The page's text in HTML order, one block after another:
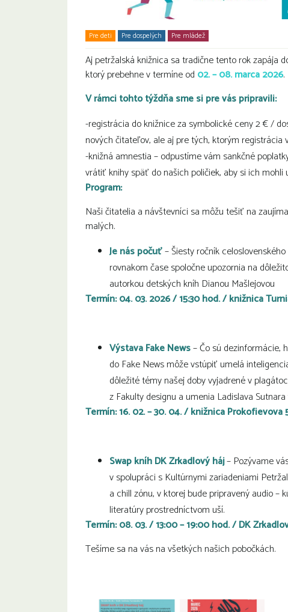
Pre deti Pre dospelých Pre mládež
Aj petržalská knižnica sa tradične tento rok zapája
ktorý prebehne v termíne od 02. – 08. marca 2026.
V rámci tohto týždňa sme si pre vás pripravili:
-registrácia do knižnice za symbolické ceny 2 € /
nových čitateľov, ale aj pre tých, ktorým registrácia
-knižná amnestia – odpustíme vám sankčné
vrátiť knihy späť do našich poličiek, aby si ich
Program:
Naši čitatelia a návštevníci sa môžu tešiť na
malých.
Je nás počuť– Šiesty ročník
rovnakom čase spoločne upozornia na
autorkou detských kníh Dianou Mašlejovou
Termín: 04. 03.2026 / 15:30 hod. / knižnica
Výstava Fake News– Čo sú dezinformácie,
do Fake News môže vstúpiť umelá
dôležité témy našej doby vyjadrené v
z Fakulty designu a umenia Ladislava Sutnara
Termín: 16. 02. – 30. 04. / knižnica Prokofievova
Swap kníh DK Zrkadlový háj– Pozývame
v spolupráci s Kultúrnymi zariadeniami
a chill zónu, v ktorej bude pripravený audio –
literatúry prostredníctvom uší.
Termín: 08. 03. / 13:00 – 19:00 hod. / DK
Tešíme sa na vás na všetkých našich pobočkách.